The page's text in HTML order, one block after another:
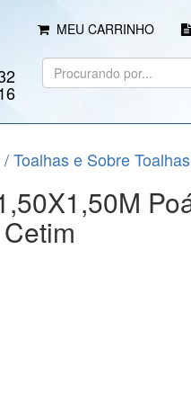
MEU CARRINHO
/Toalhas e Sobre